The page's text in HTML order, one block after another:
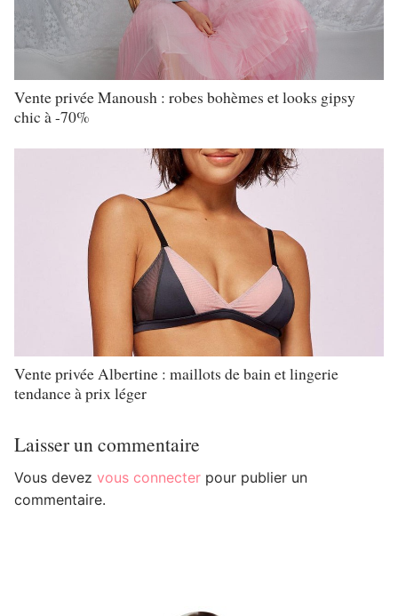
Vente privée Manoush : robes bohèmes et looks gipsy
chic à -70%
Vente privée Albertine : maillots de bain et lingerie
tendance à prix léger
Laisser un commentaire
Vous devez vous connecter pour publier un
commentaire.